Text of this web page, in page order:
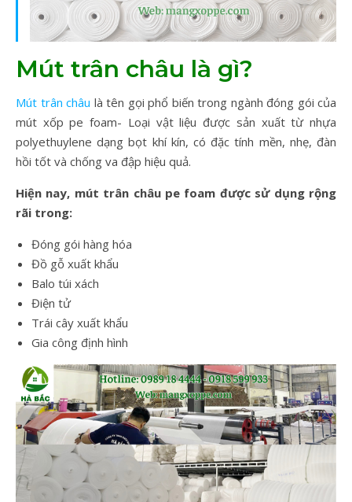
Mút trân châu là gì?
Mút trân châu là tên gọi phổ biến trong ngành đóng gói của
mút xốp pe foam- Loại vật liệu được sản xuất từ nhựa
polyethuylene dạng bọt khí kín, có đặc tính mền, nhẹ, đàn
hồi tốt và chống va đập hiệu quả.
Hiện nay, mút trân châu pe foam được sử dụng rộng
rãi trong:
Đóng gói hàng hóa
Đồ gỗ xuất khẩu
Balo túi xách
Điện tử
Trái cây xuất khẩu
Gia công định hình